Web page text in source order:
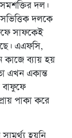
দল।
দলকে
সাফকেই
এএফসি,
কাজে ব্যায় হয়
এখন একান্ত
বাফুফে
পাকা করে
হয়নি